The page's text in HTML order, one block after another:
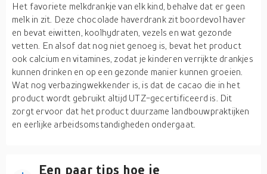
Het favoriete melkdrankje van elk kind, behalve dat er geen
melk in zit. Deze chocolade haverdrank zit boordevol haver
en bevat eiwitten, koolhydraten, vezels en wat gezonde
vetten. En alsof dat nog niet genoeg is, bevat het product
ook calcium en vitamines, zodat je kinderen verrijkte drankjes
kunnen drinken en op een gezonde manier kunnen groeien.
Wat nog verbazingwekkender is, is dat de cacao die in het
product wordt gebruikt altijd UTZ-gecertificeerd is. Dit
zorgt ervoor dat het product duurzame landbouwpraktijken
en eerlijke arbeidsomstandigheden ondergaat.
Een paar tips hoe je